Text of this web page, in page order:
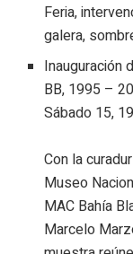
Feria,
galera,
Inauguración
BB, 1995 –
Sábado 15,
Con la
Museo
MAC Bahía
Marcelo